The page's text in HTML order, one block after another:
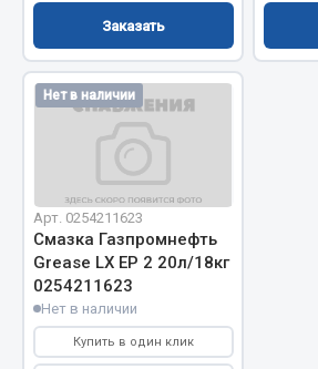
Охладжающие жидкости
Технические жидкости
МЕТИЗЫ
Болты
Гайки
Кольца стопорные
Пресс-масленки
Заказать
Нет в наличии
Арт. 0254211623
Смазка Газпромнефть
Grease LX EP 2 20л/18кг
0254211623
Нет в наличии
Купить в один клик